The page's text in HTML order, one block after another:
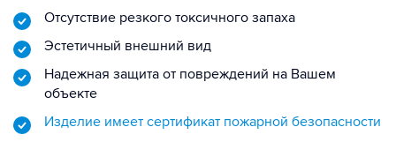
Отсутствие резкого токсичного запаха
Эстетичный внешний вид
Надежная защита от повреждений на Вашем
объекте
Изделие имеет сертификат пожарной безопасности